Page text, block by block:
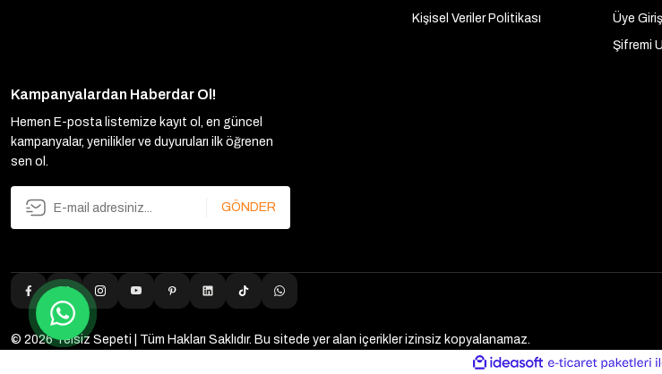
Kişisel Veriler Politikası
Üye
Şifremi
Kampanyalardan Haberdar Ol!
Hemen E-posta listemize kayıt ol, en güncel
kampanyalar, yenilikler ve duyuruları ilk öğrenen
sen ol.
GÖNDER
© 2026 Telsiz Sepeti | Tüm Hakları Saklıdır. Bu sitede yer alan içerikler izinsiz kopyalanamaz.
ideasoft
e-